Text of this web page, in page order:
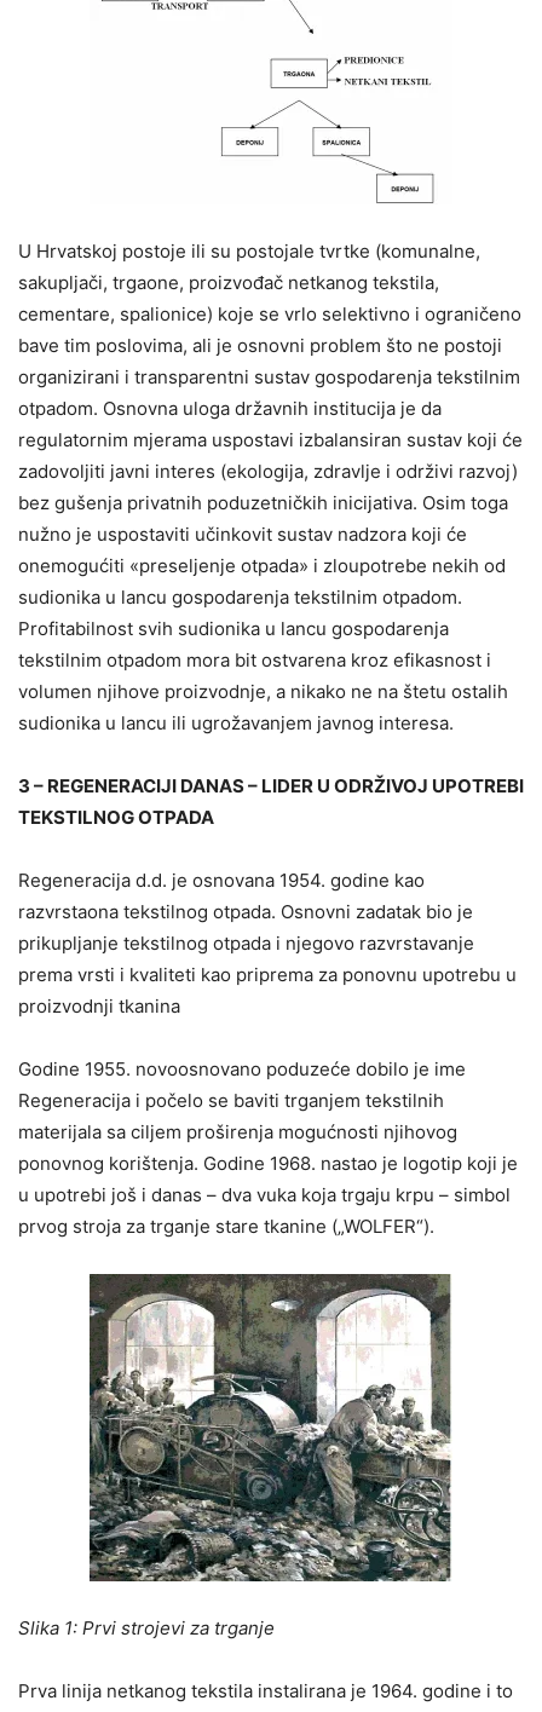
U Hrvatskoj postoje ili su postojale tvrtke (komunalne,
sakupljači, trgaone, proizvođač netkanog tekstila,
cementare, spalionice) koje se vrlo selektivno i ograničeno
bave tim poslovima, ali je osnovni problem što ne postoji
organizirani i transparentni sustav gospodarenja tekstilnim
otpadom. Osnovna uloga državnih institucija je da
regulatornim mjerama uspostavi izbalansiran sustav koji će
zadovoljiti javni interes (ekologija, zdravlje i održivi razvoj)
bez gušenja privatnih poduzetničkih inicijativa. Osim toga
nužno je uspostaviti učinkovit sustav nadzora koji će
onemogućiti «preseljenje otpada» i zloupotrebe nekih od
sudionika u lancu gospodarenja tekstilnim otpadom.
Profitabilnost svih sudionika u lancu gospodarenja
tekstilnim otpadom mora bit ostvarena kroz efikasnost i
volumen njihove proizvodnje, a nikako ne na štetu ostalih
sudionika u lancu ili ugrožavanjem javnog interesa.
3 – REGENERACIJI DANAS – LIDER U ODRŽIVOJ UPOTREBI
TEKSTILNOG OTPADA
Regeneracija d.d. je osnovana 1954. godine kao
razvrstaona tekstilnog otpada. Osnovni zadatak bio je
prikupljanje tekstilnog otpada i njegovo razvrstavanje
prema vrsti i kvaliteti kao priprema za ponovnu upotrebu u
proizvodnji tkanina
Godine 1955. novoosnovano poduzeće dobilo je ime
Regeneracija i počelo se baviti trganjem tekstilnih
materijala sa ciljem proširenja mogućnosti njihovog
ponovnog korištenja. Godine 1968. nastao je logotip koji je
u upotrebi još i danas – dva vuka koja trgaju krpu – simbol
prvog stroja za trganje stare tkanine („WOLFER“).
Slika 1: Prvi strojevi za trganje
Prva linija netkanog tekstila instalirana je 1964. godine i to